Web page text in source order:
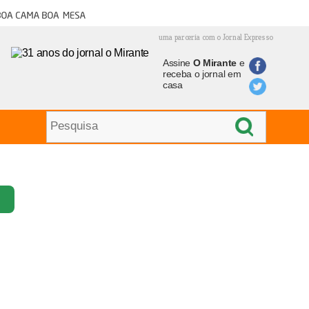
cama boa mesa
uma parceria com o Jornal Expresso
Assine O Mirantee
receba o jornal em
casa